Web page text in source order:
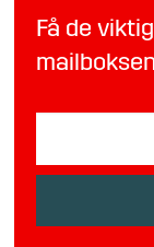
Få de